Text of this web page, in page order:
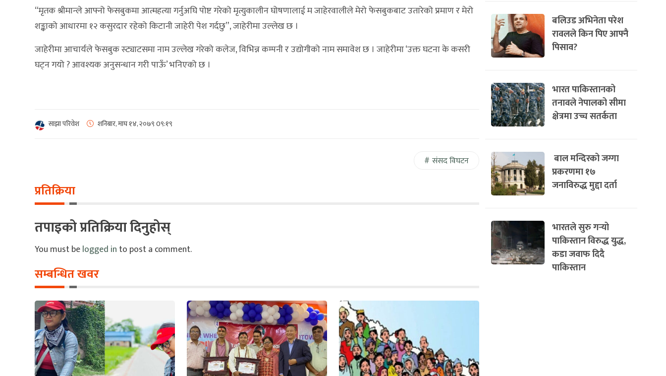
“मृतक श्रीमान्ले आफ्नो फेसबुकमा आत्महत्या गर्नुअघि पोष्ट गरेको मृत्युकालीन घोषणालाई म जाहेरवालीले मेरो फेसबुकबाट उतारेको प्रमाण र मेरो
शङ्काको आधारमा १२ कसुरदार रहेको किटानी जाहेरी पेश गर्दछु”, जाहेरीमा उल्लेख छ ।
जाहेरीमा आचार्यले फेसबुक स्ट्याटसमा नाम उल्लेख गरेको कलेज, विभिन्न कम्पनी र उद्योगीको नाम समावेश छ । जाहेरीमा ‘उक्त घटना के कसरी
घट्न गयो ? आवश्यक अनुसन्धान गरी पाऊँ’ भनिएको छ ।
साझा परिवेश शनिबार, माघ १४, २०७९0९:१९
संसद विघटन
प्रतिक्रिया
तपाइको प्रतिक्रिया दिनुहोस्
You must belogged in to post a comment.
सम्बन्धित खवर
बलिउड अभिनेता परेश
रावलले किन पिए आफ्नै
पिसाव?
भारत पाकिस्तानको
तनावले नेपालको सीमा
क्षेत्रमा उच्च सतर्कता
बाल मन्दिरको जग्गा
प्रकरणमा १७
जनाविरुद्ध मुद्दा दर्ता
भारतले सुरु गर्‍यो
पाकिस्तान विरुद्ध युद्ध,
कडा जवाफ दिदै
पाकिस्तान